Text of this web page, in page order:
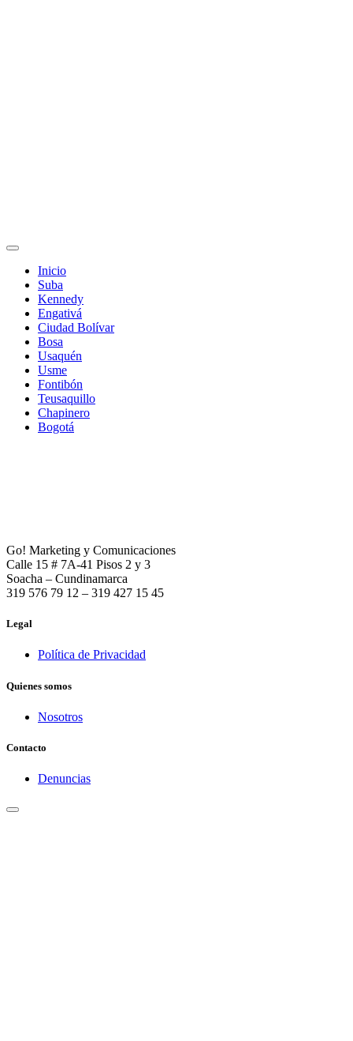
Inicio
Suba
Kennedy
Engativá
Ciudad Bolívar
Bosa
Usaquén
Usme
Fontibón
Teusaquillo
Chapinero
Bogotá
Go! Marketing y Comunicaciones
Calle 15 # 7A-41 Pisos 2 y 3
Soacha – Cundinamarca
319 576 79 12 – 319 427 15 45
Legal
Política de Privacidad
Quienes somos
Nosotros
Contacto
Denuncias